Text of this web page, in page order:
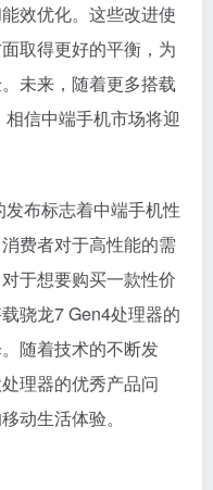
效优化。这些改进使
取得更好的平衡，为
未来，随着更多搭载
信中端手机市场将迎
布标志着中端手机性
费者对于高性能的需
于想要购买一款性价
骁龙7 Gen4处理器的
随着技术的不断发
理器的优秀产品问
动生活体验。